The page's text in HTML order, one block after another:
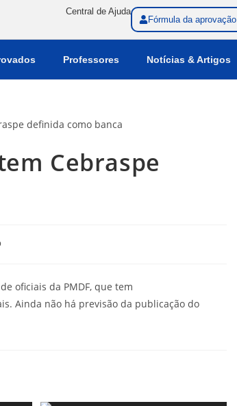
Central de Ajuda
Fórmula da aprovação
Professores Notícias & Artigos
Cebraspe
oficiais da PMDF, que tem
Ainda não há previsão da publicação do